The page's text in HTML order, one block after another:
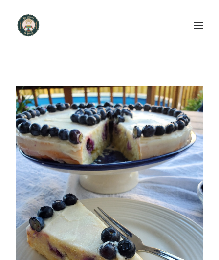
PRODUITS ET SERVICES
NOUS CONTACTER
RECETTES
FAQ
SEARCH